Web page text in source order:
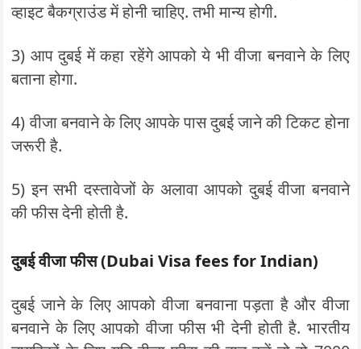
व्हाइट बैकग्राउंड में होनी चाहिए. तभी मान्य होगी.
3) आप दुबई में कहा रहेंगे आपको ये भी वीजा बनवाने के लिए
बताना होगा.
4) वीजा बनवाने के लिए आपके पास दुबई जाने की टिकट होना
जरूरी है.
5) इन सभी दस्तावेजों के अलावा आपको दुबई वीजा बनवाने
की फीस देनी होती है.
दुबई वीजा फीस (Dubai Visa fees for Indian)
दुबई जाने के लिए आपको वीजा बनवाना पड़ता है और वीजा
बनवाने के लिए आपको वीजा फीस भी देनी होती है. भारतीय